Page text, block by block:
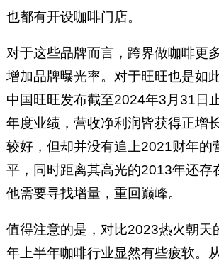
也都有开设咖啡门店。
对于这些品牌而言，跨界做咖啡更
增加品牌曝光率。对于旺旺也是如
中国旺旺发布截至2024年3月31日
年度业绩，营收净利润皆获得正增
较好，但却并没有追上2021财年的
平，同时距离其高光的2013年还存
他需要寻找增量，重回巅峰。
值得注意的是，对比2023热火朝天
年上半年咖啡行业显然有些疲软。